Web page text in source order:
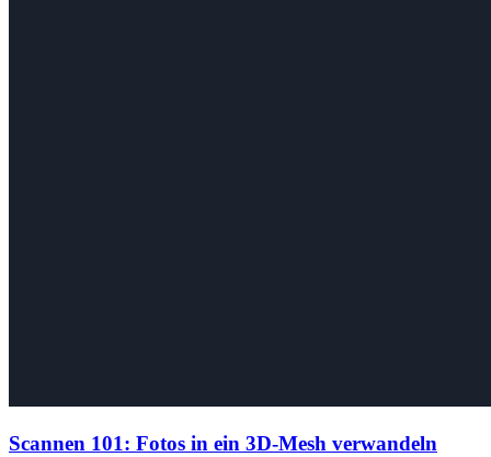
Scannen 101: Fotos in ein 3D-Mesh verwandeln